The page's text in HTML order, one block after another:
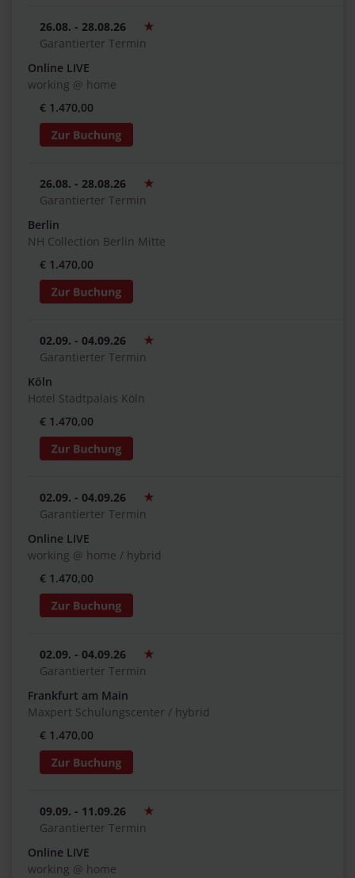
26.08. - 28.08.26
Garantierter Termin
Online LIVE
working @ home
€ 1.470,00
26.08. - 28.08.26
Garantierter Termin
Berlin
NH Collection Berlin Mitte
€ 1.470,00
02.09. - 04.09.26
Garantierter Termin
Köln
Hotel Stadtpalais Köln
€ 1.470,00
02.09. - 04.09.26
Garantierter Termin
Online LIVE
working @ home / hybrid
€ 1.470,00
02.09. - 04.09.26
Garantierter Termin
Frankfurt am Main
Maxpert Schulungscenter / hybrid
€ 1.470,00
09.09. - 11.09.26
Garantierter Termin
Online LIVE
working @ home